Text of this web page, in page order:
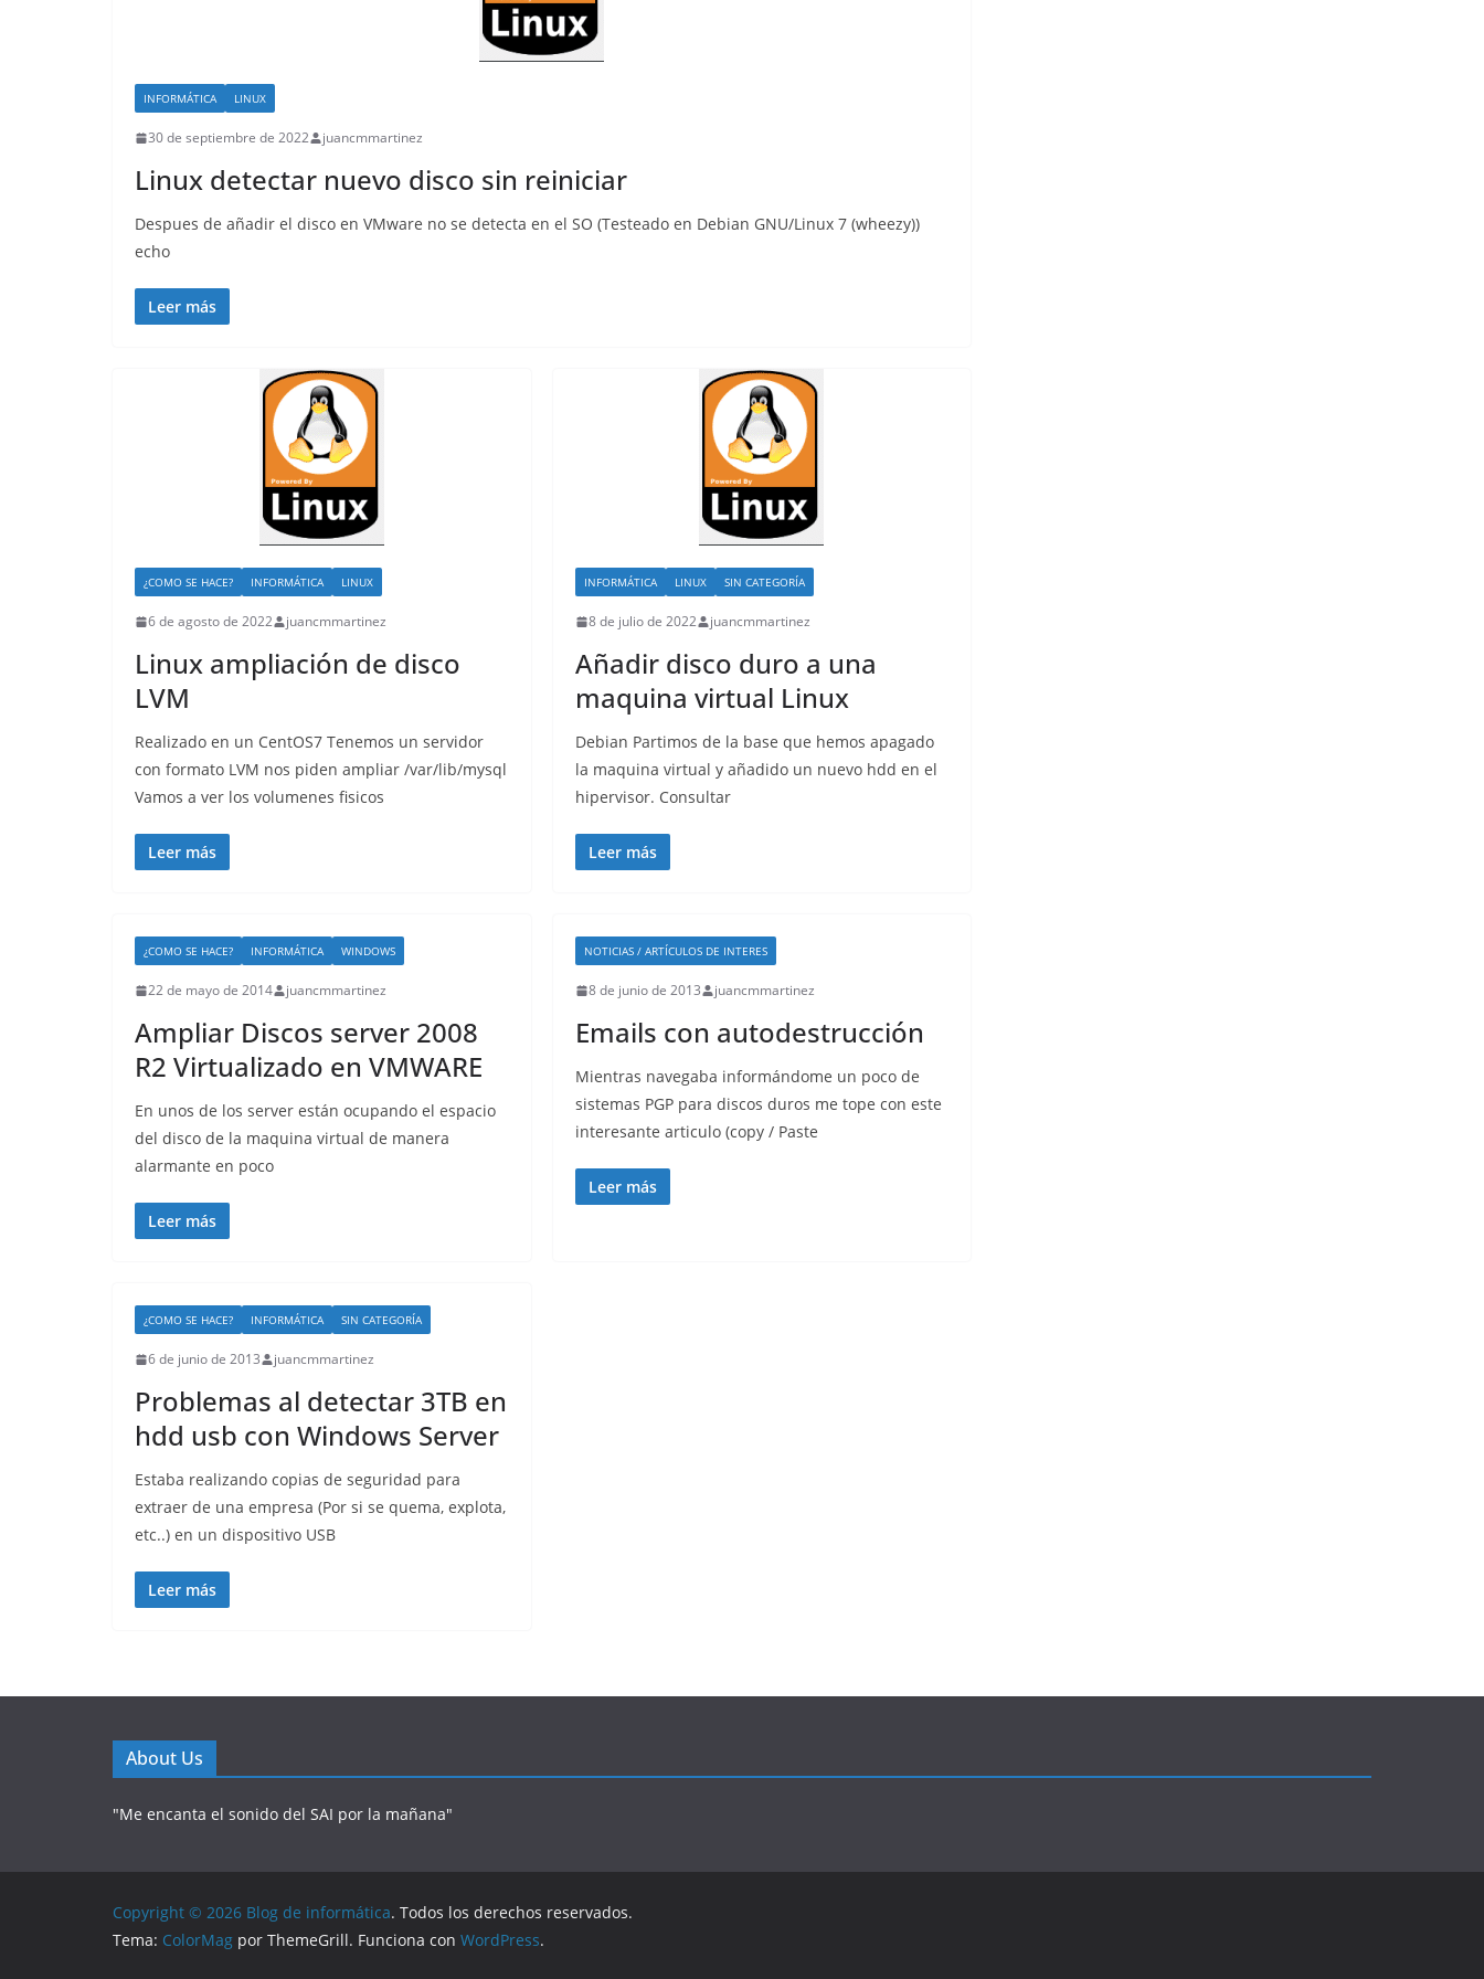
INFORMÁTICA LINUX
30 de septiembre de 2022 juancmmartinez
Linux detectar nuevo disco sin reiniciar
Despues de añadir el disco en VMware no se detecta en el SO (Testeado en Debian GNU/Linux 7 (wheezy))
echo
Leer más
¿COMO SE HACE? INFORMÁTICA LINUX
6 de agosto de 2022 juancmmartinez
Linux ampliación de disco
LVM
Realizado en un CentOS7 Tenemos un servidor
con formato LVM nos piden ampliar /var/lib/mysql
Vamos a ver los volumenes fisicos
Leer más
INFORMÁTICA LINUX SIN CATEGORÍA
8 de julio de 2022 juancmmartinez
Añadir disco duro a una
maquina virtual Linux
Debian Partimos de la base que hemos apagado
la maquina virtual y añadido un nuevo hdd en el
hipervisor. Consultar
Leer más
¿COMO SE HACE? INFORMÁTICA WINDOWS
22 de mayo de 2014 juancmmartinez
Ampliar Discos server 2008
R2 Virtualizado en VMWARE
En unos de los server están ocupando el espacio
del disco de la maquina virtual de manera
alarmante en poco
Leer más
NOTICIAS / ARTÍCULOS DE INTERES
8 de junio de 2013 juancmmartinez
Emails con autodestrucción
Mientras navegaba informándome un poco de
sistemas PGP para discos duros me tope con este
interesante articulo (copy / Paste
Leer más
¿COMO SE HACE? INFORMÁTICA SIN CATEGORÍA
6 de junio de 2013 juancmmartinez
Problemas al detectar 3TB en
hdd usb con Windows Server
Estaba realizando copias de seguridad para
extraer de una empresa (Por si se quema, explota,
etc..) en un dispositivo USB
Leer más
About Us
"Me encanta el sonido del SAI por la mañana"
Copyright © 2026 Blog de informática. Todos los derechos reservados.
Tema: ColorMag por ThemeGrill. Funciona con WordPress.